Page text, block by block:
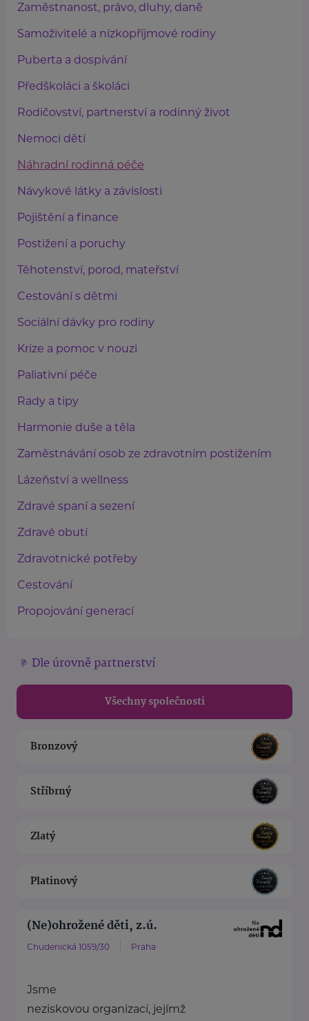
Zaměstnanost, právo, dluhy, daně
Samoživitelé a nízkopříjmové rodiny
Puberta a dospívání
Předškoláci a školáci
Rodičovství, partnerství a rodinný život
Nemoci dětí
Náhradní rodinná péče
Návykové látky a závislosti
Pojištění a finance
Postižení a poruchy
Těhotenství, porod, mateřství
Cestování s dětmi
Sociální dávky pro rodiny
Krize a pomoc v nouzi
Paliativní péče
Rady a tipy
Harmonie duše a těla
Zaměstnávání osob ze zdravotním postižením
Lázeňství a wellness
Zdravé spaní a sezení
Zdravé obutí
Zdravotnické potřeby
Cestování
Propojování generací
Dle úrovně partnerství
Všechny společnosti
Bronzový
Stříbrný
Zlatý
Platinový
(Ne)ohrožené děti, z.ú.
Chudenická 1059/30 Praha
Jsme
neziskovou organizací, jejímž